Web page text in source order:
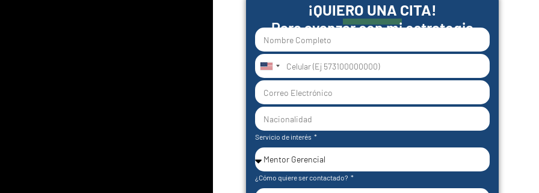
¡QUIERO UNA CITA!
Para avanzar con mi estrategia
United
States
+1
Servicio de interés
¿Cómo quiere ser contactado?